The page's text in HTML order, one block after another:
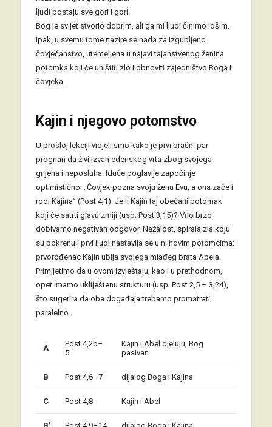
ljudi postaju sve gori i gori.
Bog je svijet stvorio dobrim, ali ga mi ljudi činimo lošim.
Ipak, u svemu tome nazire se nada za izgubljeno
čovječanstvo, utemeljena u najavi tajanstvenog ženina
potomka koji će uništiti zlo i obnoviti zajedništvo Boga i
čovjeka.
Kajin i njegovo potomstvo
U prošloj lekciji vidjeli smo kako je prvi bračni par
prognan da živi izvan edenskog vrta zbog svojega
grijeha i neposluha. Iduće poglavlje započinje
optimistično: „Čovjek pozna svoju ženu Evu, a ona zače i
rodi Kajina” (Post 4,1). Je li Kajin taj obećani potomak
koji će satrti glavu zmiji (usp. Post 3,15)? Vrlo brzo
dobivamo negativan odgovor. Nažalost, spirala zla koju
su pokrenuli prvi ljudi nastavlja se u njihovim potomcima:
prvorođenac Kajin ubija svojega mlađeg brata Abela.
Primijetimo da u ovom izvještaju, kao i u prethodnom,
opet imamo ukliještenu strukturu (usp. Post 2,5 – 3,24),
što sugerira da oba događaja trebamo promatrati
paralelno.
A
Post 4,2b–
5
Kajin i Abel djeluju, Bog
pasivan
B Post 4,6–7 dijalog Boga i Kajina
C Post 4,8 Kajin i Abel